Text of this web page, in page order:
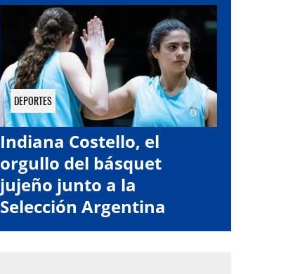
DEPORTES
Indiana Costello, el
orgullo del básquet
jujeño junto a la
Selección Argentina